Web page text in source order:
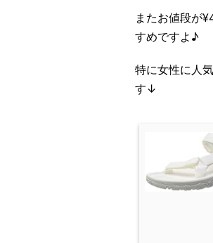
またお値段が
すめですよ♪
特に女性に人
す↓